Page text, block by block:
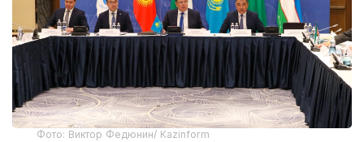
Фото: Виктор Федюнин/ Kazinform